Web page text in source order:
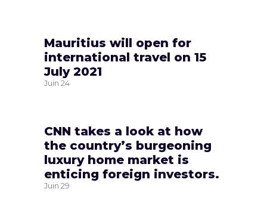
Mauritius will open for
international travel on 15
July 2021
Juin 24
CNN takes a look at how
the country’s burgeoning
luxury home market is
enticing foreign investors.
Juin 29